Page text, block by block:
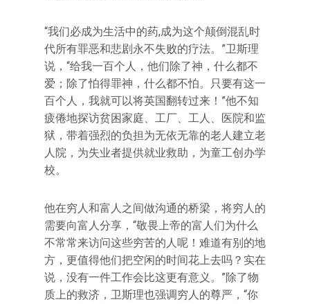
“我们必成为生活中的药,成为这个颠倒混乱时
代所有罪恶和悲剧永不失败的疗法。”卫斯理
说，“给我一百个人，他们除了神，什么都不
爱；除了怕得罪神，什么都不怕。只要有这一
百个人，我就可以将英国翻转过来！”他不知
疲倦地探访贫困家庭、工厂、工人、医院和监
狱，带着强烈的负担为无依无靠的老人建立老
人院，为失业者提供就业救助，为童工创办学
校。
他在穷人和富人之间做沟通的桥梁，将穷人的
需要向富人分享，“敬畏上帝的富人们为什么
不常常来访问这些穷苦的人呢！难道有别的地
方，更值得他们把空闲的时间花上去吗？实在
说，没有一件工作会比这更有意义。”除了物
质上的救济，卫斯理也强调穷人的尊严，“你